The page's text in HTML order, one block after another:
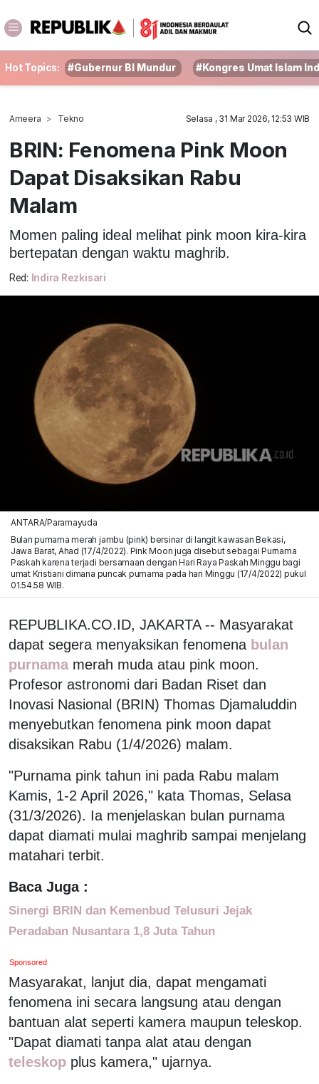
Hot Topics: #Gubernur BI Mundur #Kongres Umat Islam
Ameera Tekno Selasa , 31 Mar 2026, 12:53 WIB
BRIN: Fenomena Pink Moon
Dapat Disaksikan Rabu
Malam
Momen paling ideal melihat pink moon kira-kira
bertepatan dengan waktu maghrib.
Red: Indira Rezkisari
ANTARA/Paramayuda
Bulan purnama merah jambu (pink) bersinar di langit kawasan Bekasi,
Jawa Barat, Ahad (17/4/2022). Pink Moon juga disebut sebagai Purnama
Paskah karena terjadi bersamaan dengan Hari Raya Paskah Minggu bagi
umat Kristiani dimana puncak purnama pada hari Minggu (17/4/2022) pukul
01.54.58 WIB.
REPUBLIKA.CO.ID, JAKARTA -- Masyarakat
dapat segera menyaksikan fenomena bulan
purnama merah muda atau pink moon.
Profesor astronomi dari Badan Riset dan
Inovasi Nasional (BRIN) Thomas Djamaluddin
menyebutkan fenomena pink moon dapat
disaksikan Rabu (1/4/2026) malam.
"Purnama pink tahun ini pada Rabu malam
Kamis, 1-2 April 2026," kata Thomas, Selasa
(31/3/2026). Ia menjelaskan bulan purnama
dapat diamati mulai maghrib sampai menjelang
matahari terbit.
Baca Juga :
Sinergi BRIN dan Kemenbud Telusuri Jejak
Peradaban Nusantara 1,8 Juta Tahun
Sponsored
Masyarakat, lanjut dia, dapat mengamati
fenomena ini secara langsung atau dengan
bantuan alat seperti kamera maupun teleskop.
"Dapat diamati tanpa alat atau dengan
teleskop plus kamera," ujarnya.